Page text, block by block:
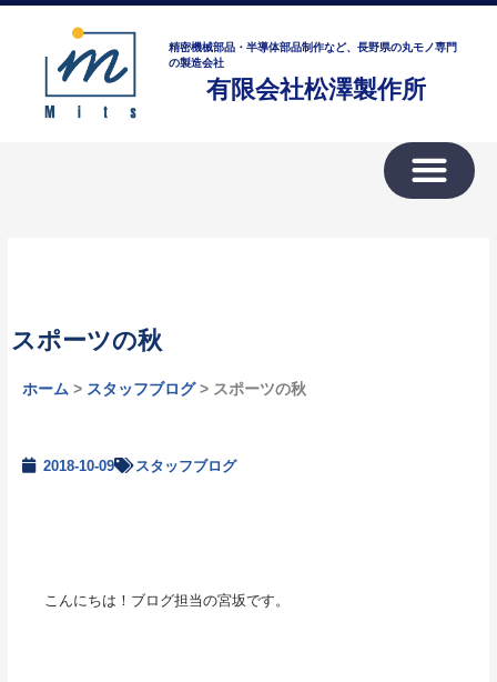
精密機械部品・半導体部品制作など、長野県の丸モノ専門
の製造会社
有限会社松澤製作所
スポーツの秋
ホーム > スタッフブログ> スポーツの秋
2018-10-09 スタッフブログ
こんにちは！ブログ担当の宮坂です。